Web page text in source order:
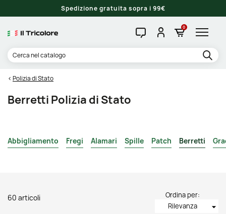
Spedizione gratuita sopra i 99€
0
Polizia di Stato
Berretti Polizia di Stato
Abbigliamento Fregi Alamari Spille Patch Berretti
60 articoli
Ordina per:
Rilevanza
arrow_drop_down